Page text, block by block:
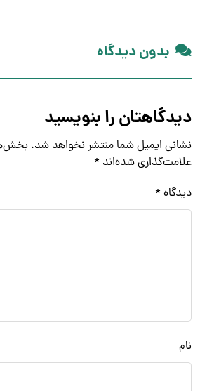
بدون دیدگاه
دیدگاهتان را بنویسید
نشانی ایمیل شما منتشر نخواهد شد.
علامت‌گذاری شده‌اند *
دیدگاه *
نام